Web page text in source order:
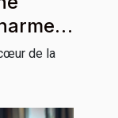
de la